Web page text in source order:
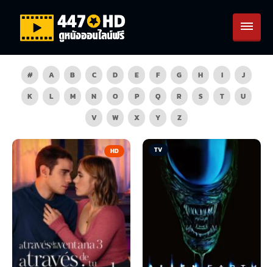
# A B C D E F G H I
J
K
L M N O P Q R S T
U
V
W X Y Z
HD TV